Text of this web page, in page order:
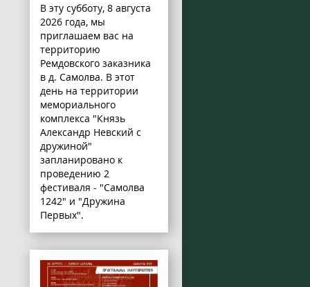
В эту субботу, 8 августа
2026 года, мы
приглашаем вас на
территорию
Ремдовского заказника
в д. Самолва. В этот
день на территории
мемориального
комплекса "Князь
Александр Невский с
дружиной"
запланировано к
проведению 2
фестиваля - "Самолва
1242" и "Дружина
Первых".